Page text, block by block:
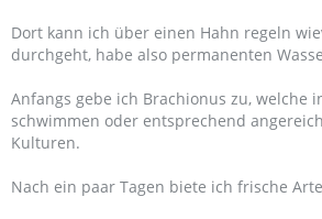
Dort kann ich über einen Hahn regeln
durchgeht, habe also permanenten
Anfangs gebe ich Brachionus zu, welche
schwimmen oder entsprechend
Kulturen.
Nach ein paar Tagen biete ich frische